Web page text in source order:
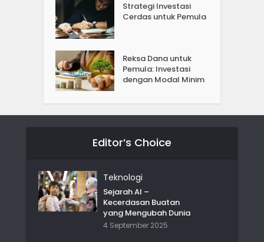
Strategi Investasi
Cerdas untuk Pemula
Reksa Dana untuk
Pemula: Investasi
dengan Modal Minim
Editor’s Choice
Teknologi
Sejarah AI –
Kecerdasan Buatan
yang Mengubah Dunia
4 September 2025